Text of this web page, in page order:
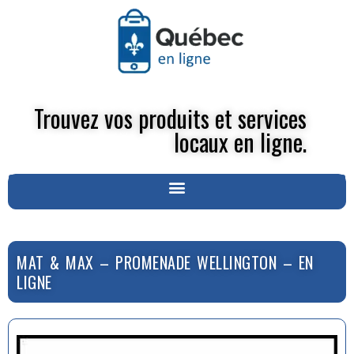
Trouvez vos produits et services
locaux en ligne.
MAT & MAX – PROMENADE WELLINGTON – EN
LIGNE